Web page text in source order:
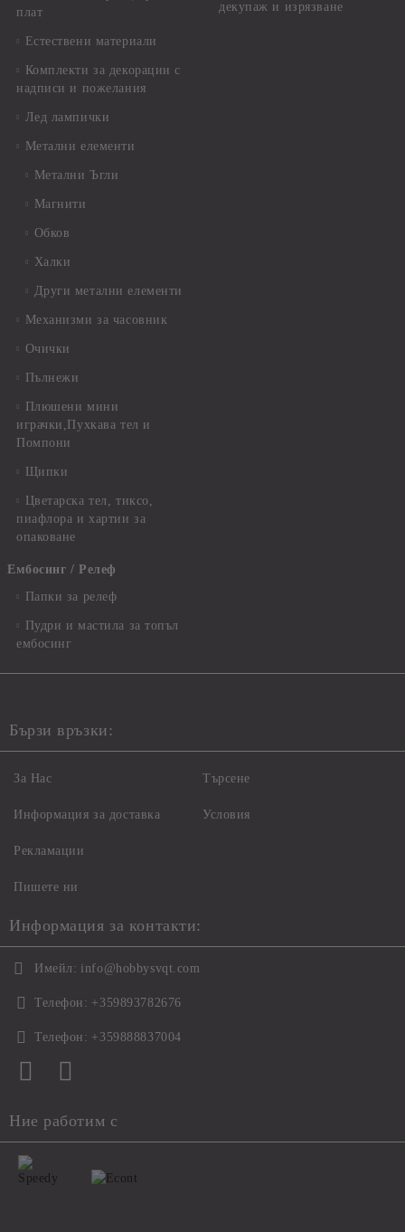
плат
Естествени материали
Комплекти за декорации с
надписи и пожелания
Лед лампички
Метални елементи
Метални Ъгли
Магнити
Обков
Халки
Други метални елементи
Механизми за часовник
Очички
Пълнежи
Плюшени мини
играчки,Пухкава тел и
Помпони
Щипки
Цветарска тел, тиксо,
пиафлора и хартии за
опаковане
Ембосинг / Релеф
Папки за релеф
Пудри и мастила за топъл
ембосинг
декупаж и изрязване
Бързи връзки:
За Нас
Информация за доставка
Рекламации
Пишете ни
Търсене
Условия
Информация за контакти:
Имейл: info@hobbysvqt.com
Телефон: +359893782676
Телефон: +359888837004
Ние работим с